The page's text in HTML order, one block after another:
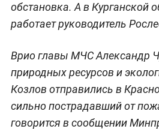
обстановка. А в Курганской
работает руководитель
Врио главы МЧС Александр
природных ресурсов и
Козлов отправились в
сильно пострадавший от
говорится в сообщении